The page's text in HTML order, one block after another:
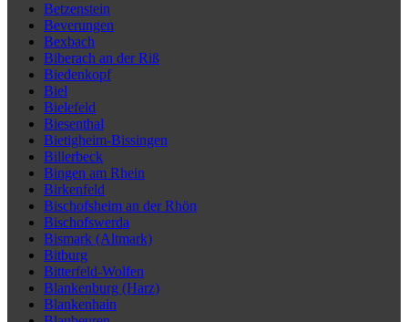
Betzenstein
Beverungen
Bexbach
Biberach an der Riß
Biedenkopf
Biel
Bielefeld
Biesenthal
Bietigheim-Bissingen
Billerbeck
Bingen am Rhein
Birkenfeld
Bischofsheim an der Rhön
Bischofswerda
Bismark (Altmark)
Bitburg
Bitterfeld-Wolfen
Blankenburg (Harz)
Blankenhain